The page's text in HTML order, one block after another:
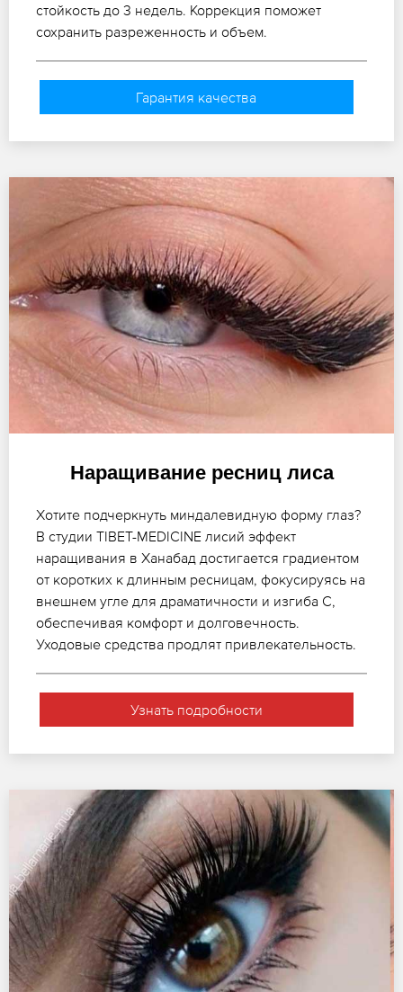
стойкость до 3 недель. Коррекция поможет
сохранить разреженность и объем.
Гарантия качества
Наращивание ресниц лиса
Хотите подчеркнуть миндалевидную форму глаз?
В студии TIBET-MEDICINE лисий эффект
наращивания в Ханабад достигается градиентом
от коротких к длинным ресницам, фокусируясь на
внешнем угле для драматичности и изгиба C,
обеспечивая комфорт и долговечность.
Уходовые средства продлят привлекательность.
Узнать подробности